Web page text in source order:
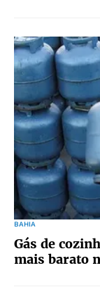
BAHIA
Gás de
mais barato